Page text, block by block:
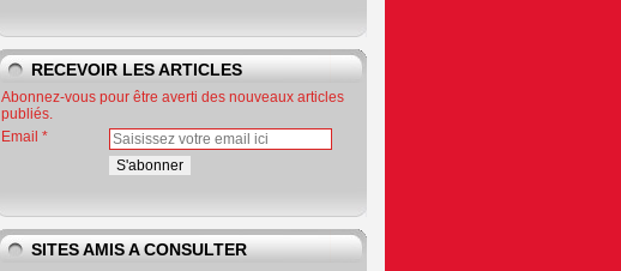
RECEVOIR LES ARTICLES
Abonnez-vous pour être averti des nouveaux articles
publiés.
Email
SITES AMIS A CONSULTER